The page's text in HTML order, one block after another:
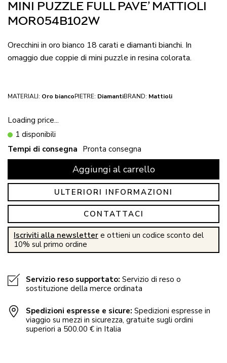
MINI PUZZLE FULL PAVE’ MATTIOLI
MOR054B102W
Orecchini in oro bianco 18 carati e diamanti bianchi. In
omaggio due coppie di mini puzzle in resina colorata.
MATERIALI: Oro biancoPIETRE: DiamantiBRAND: Mattioli
Loading price...
1 disponibili
Tempi di consegna Pronta consegna
Aggiungi al carrello
ULTERIORI INFORMAZIONI
CONTATTACI
Iscriviti alla newsletter e ottieni un codice sconto del
10% sul primo ordine
Servizio reso supportato: Servizio di reso o
sostituzione della merce ordinata
Spedizioni espresse e sicure: Spedizioni espresse in
viaggio su mezzi in sicurezza, gratuite sugli ordini
superiori a 500.00 € in Italia